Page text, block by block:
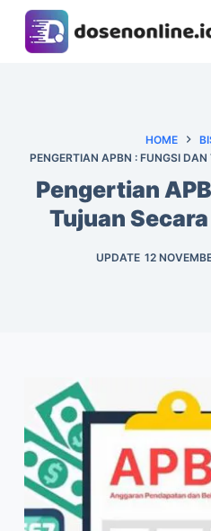
S
k
HOME
PENGERTIAN APBN : FUNGSI
Pengertian
Tujuan
UPDATE 12